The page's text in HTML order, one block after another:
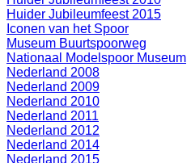
Huider Jubileumfeest 2015
Iconen van het Spoor
Museum Buurtspoorweg
Nationaal Modelspoor Museum
Nederland 2008
Nederland 2009
Nederland 2010
Nederland 2011
Nederland 2012
Nederland 2014
Nederland 2015